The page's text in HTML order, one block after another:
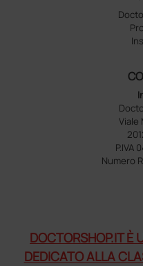
Viale
P.IVA
Numero
DOCTORSHOP.IT È
DEDICATO ALLA